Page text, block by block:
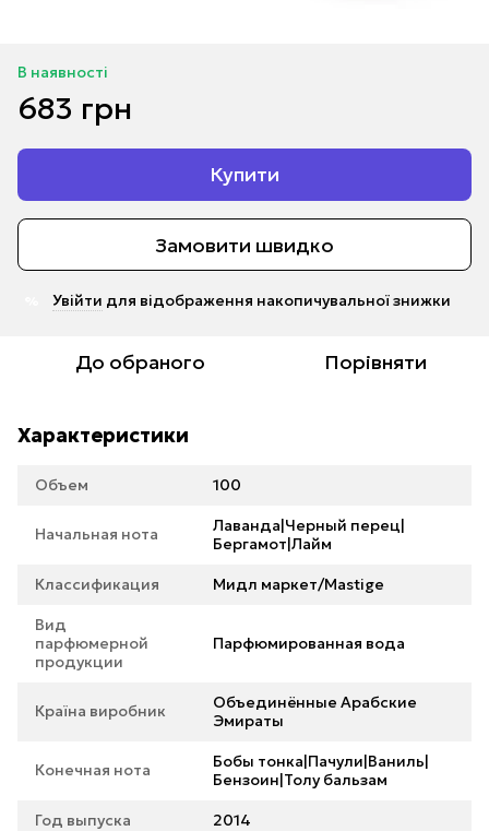
В наявності
683 грн
Купити
Замовити швидко
Увійти для відображення накопичувальної знижки
До обраного Порівняти
Характеристики
Объем 100
Начальная нота
Лаванда|Черный перец|
Бергамот|Лайм
Классификация Мидл маркет/Mastige
Вид
парфюмерной
продукции
Парфюмированная вода
Країна виробник
Объединённые Арабские
Эмираты
Конечная нота
Бобы тонка|Пачули|Ваниль|
Бензоин|Толу бальзам
Год выпуска 2014